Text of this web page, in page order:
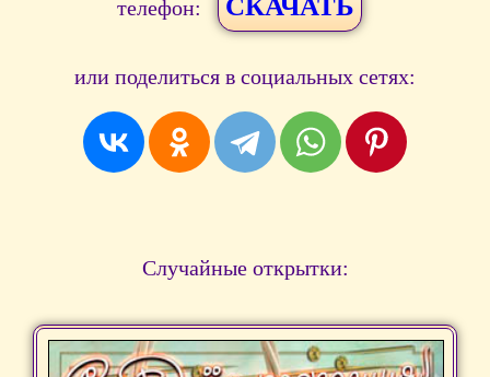
телефон: СКАЧАТЬ
или поделиться в социальных сетях:
Случайные открытки: